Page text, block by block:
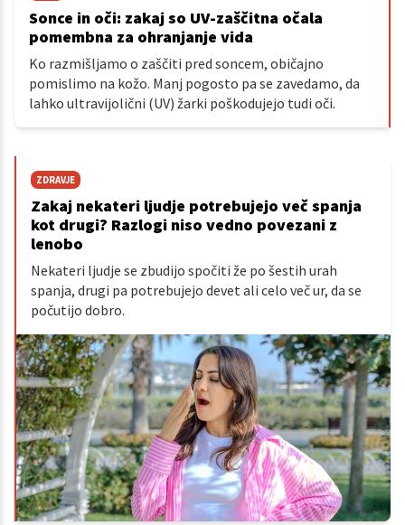
Sonce in oči: zakaj so UV-zaščitna očala
pomembna za ohranjanje vida
Ko razmišljamo o zaščiti pred soncem, običajno
pomislimo na kožo. Manj pogosto pa se zavedamo, da
lahko ultravijolični (UV) žarki poškodujejo tudi oči.
ZDRAVJE
Zakaj nekateri ljudje potrebujejo več spanja
kot drugi? Razlogi niso vedno povezani z
lenobo
Nekateri ljudje se zbudijo spočiti že po šestih urah
spanja, drugi pa potrebujejo devet ali celo več ur, da se
počutijo dobro.